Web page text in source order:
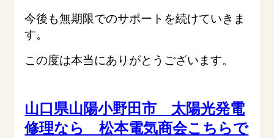
今後も無期限でのサポートを続けていきま
す。
この度は本当にありがとうございます。
山口県山陽小野田市 太陽光発電
修理なら 松本電気商会こちらで